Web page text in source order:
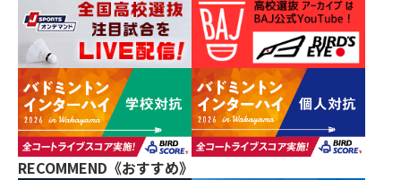
RECOMMEND《おすすめ》